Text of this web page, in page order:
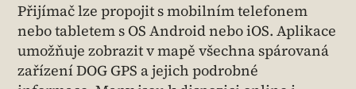
Přijímač lze propojit s mobilním telefonem
nebo tabletem s OS Android nebo iOS. Aplikace
umožňuje zobrazit v mapě všechna spárovaná
zařízení DOG GPS a jejich podrobné